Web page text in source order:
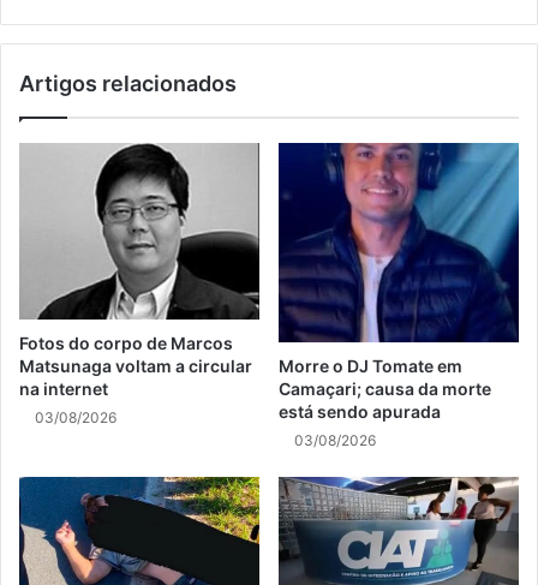
Artigos relacionados
Fotos do corpo de Marcos
Matsunaga voltam a circular
na internet
03/08/2026
Morre o DJ Tomate em
Camaçari; causa da morte
está sendo apurada
03/08/2026